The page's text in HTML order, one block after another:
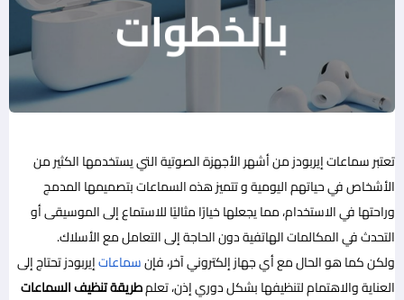
تعتبر سماعات إيربودز من أشهر الأجهزة الصوتية التي يستخدمها الكثير من
الأشخاص في حياتهم اليومية و تتميز هذه السماعات بتصميمها المدمج
وراحتها في الاستخدام، مما يجعلها خيارًا مثاليًا للاستماع إلى الموسيقى أو
التحدث في المكالمات الهاتفية دون الحاجة إلى التعامل مع الأسلاك.
ولكن كما هو الحال مع أي جهاز إلكتروني آخر، فإنسماعاتإيربودز تحتاج إلى
العناية والاهتمام لتنظيفها بشكل دوري إذن، تعلمطريقة تنظيف السماعات